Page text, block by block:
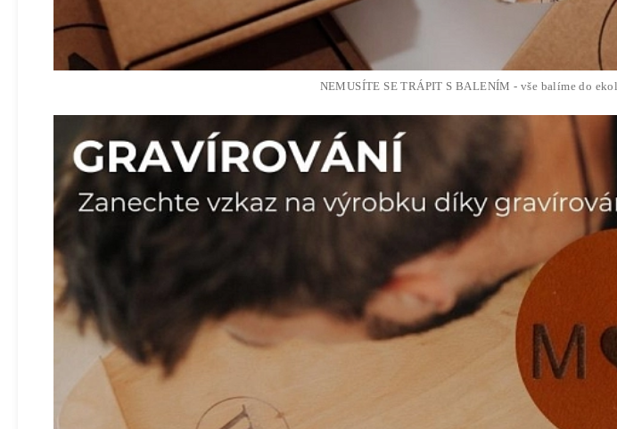
NEMUSÍTE SE TRÁPIT S BALENÍM - vše balíme do